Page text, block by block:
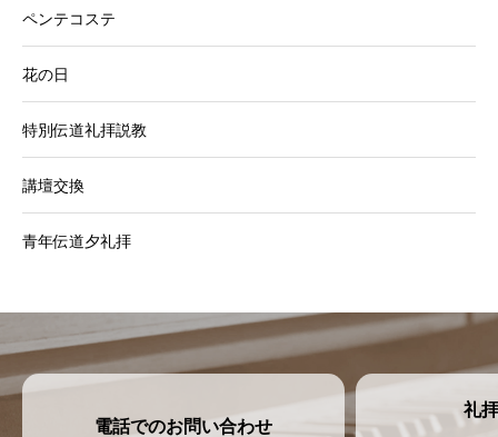
ペンテコステ
花の日
特別伝道礼拝説教
講壇交換
青年伝道夕礼拝
電話でのお問い合わせ
礼